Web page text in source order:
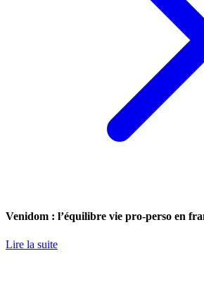
Venidom : l’équilibre vie pro-perso en
Lire la suite